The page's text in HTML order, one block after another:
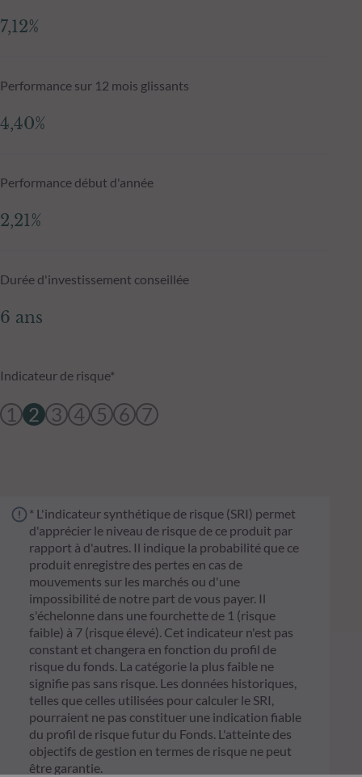
7,12%
Performance sur 12 mois glissants
4,40%
Performance début d'année
2,21%
Durée d'investissement conseillée
6 ans
Indicateur de risque*
1 2 3 4 5 6 7
* L'indicateur synthétique de risque (SRI) permet
d'apprécier le niveau de risque de ce produit par
rapport à d'autres. Il indique la probabilité que ce
produit enregistre des pertes en cas de
mouvements sur les marchés ou d'une
impossibilité de notre part de vous payer. Il
s'échelonne dans une fourchette de 1 (risque
faible) à 7 (risque élevé). Cet indicateur n'est pas
constant et changera en fonction du profil de
risque du fonds. La catégorie la plus faible ne
signifie pas sans risque. Les données historiques,
telles que celles utilisées pour calculer le SRI,
pourraient ne pas constituer une indication fiable
du profil de risque futur du Fonds. L'atteinte des
objectifs de gestion en termes de risque ne peut
être garantie.